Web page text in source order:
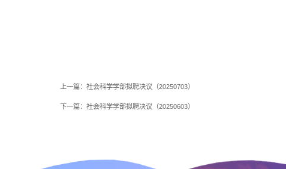
上一篇：社会科学学部拟聘决议（20250703）
下一篇：社会科学学部拟聘决议（20250603）